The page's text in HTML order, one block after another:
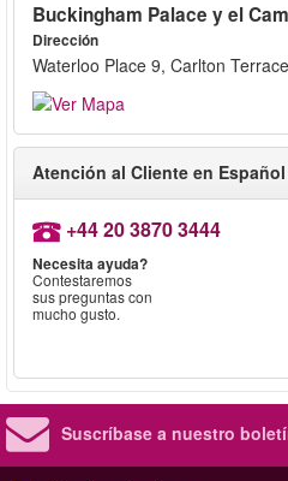
Buckingham Palace y el
Dirección
Waterloo Place 9, Carlton
Atención al Cliente en Español
+44 20 3870 3444
Necesita ayuda?
Contestaremos
sus preguntas con
mucho gusto.
Suscríbase a nuestro